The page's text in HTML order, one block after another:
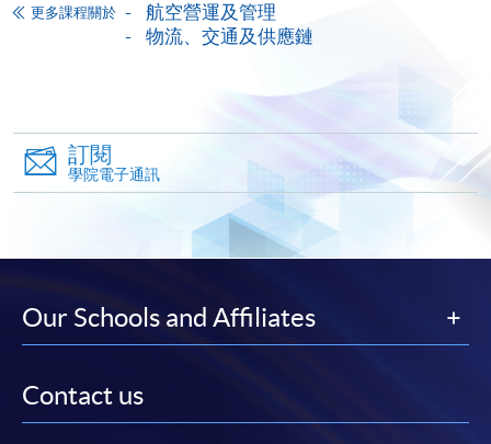
郵寄付款收據如若遺失，學院概不負責。
付款收據只發一次。申請額外付款證明的收費為每
港大學專業進修學院」，並連同貼上郵票的回郵信
封及申請表交回本學院。補發的學費收據通常於課
程完結後寄出。
有關香港大學專業進修學院Summer School 的取錄方
法、學生須知、報名中心及其他相關資訊，請登入
更多課程關於
航空營運及管理
物流、交通及供應鏈
訂閱
學院電子通訊
Our Schools and Affiliates
Contact us